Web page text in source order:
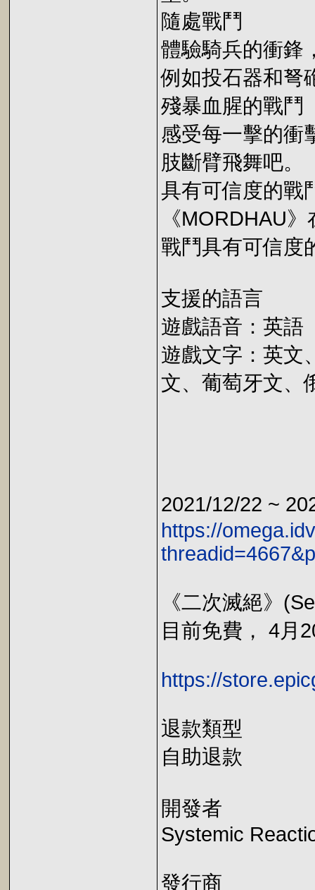
隨處戰鬥
體驗騎兵的衝鋒
例如投石器和弩
殘暴血腥的戰鬥
感受每一擊的衝
肢斷臂飛舞吧。
具有可信度的戰
《MORDHAU
戰鬥具有可信度
支援的語言
遊戲語音：英語
遊戲文字：英文
文、葡萄牙文、
2021/12/22 ~
https://
《二次滅絕》
目前免費， 4月
https://
退款類型
自助退款
開發者
Systemic
發行商